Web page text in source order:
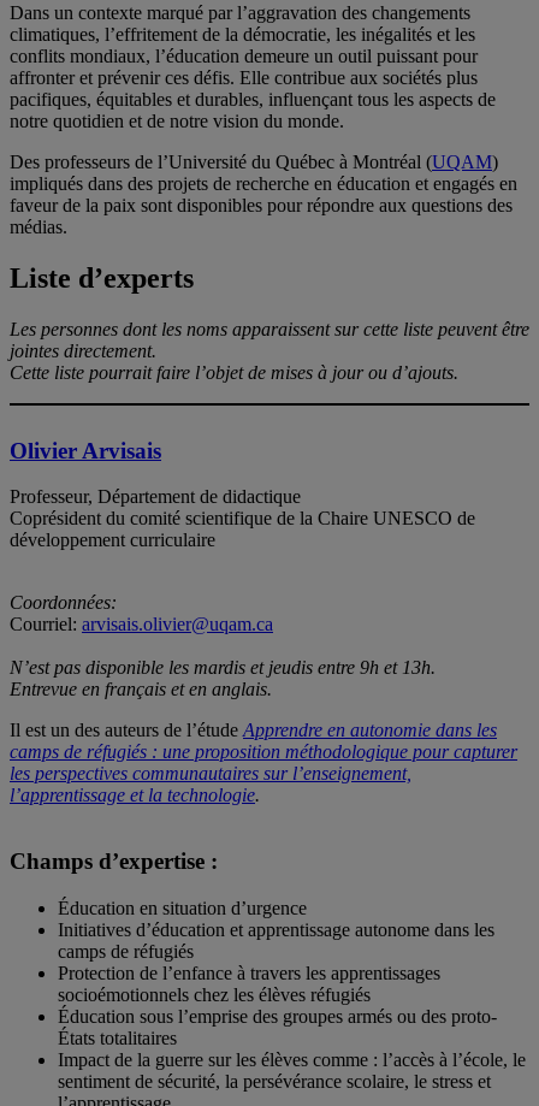
Dans un contexte marqué par l’aggravation des changements
climatiques, l’effritement de la démocratie, les inégalités et les
conflits mondiaux, l’éducation demeure un outil puissant pour
affronter et prévenir ces défis. Elle contribue aux sociétés plus
pacifiques, équitables et durables, influençant tous les aspects de
notre quotidien et de notre vision du monde.
Des professeurs de l’Université du Québec à Montréal (UQAM)
impliqués dans des projets de recherche en éducation et engagés en
faveur de la paix sont disponibles pour répondre aux questions des
médias.
Liste d’experts
Les personnes dont les noms apparaissent sur cette liste peuvent être
jointes directement.
Cette liste pourrait faire l’objet de mises à jour ou d’ajouts.
Olivier Arvisais
Professeur, Département de didactique
Coprésident du comité scientifique de la Chaire UNESCO de
développement curriculaire
Coordonnées:
Courriel: arvisais.olivier@uqam.ca
N’est pas disponible les mardis et jeudis entre 9h et 13h.
Entrevue en français et en anglais.
Il est un des auteurs de l’étudeApprendre en autonomie dans les
camps de réfugiés : une proposition méthodologique pour capturer
les perspectives communautaires sur l’enseignement,
l’apprentissage et la technologie.
Champs d’expertise :
Éducation en situation d’urgence
Initiatives d’éducation et apprentissage autonome dans les
camps de réfugiés
Protection de l’enfance à travers les apprentissages
socioémotionnels chez les élèves réfugiés
Éducation sous l’emprise des groupes armés ou des proto-
États totalitaires
Impact de la guerre sur les élèves comme : l’accès à l’école, le
sentiment de sécurité, la persévérance scolaire, le stress et